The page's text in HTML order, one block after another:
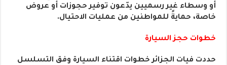
أو وسطاء غير رسميين يدّعون توفير حجوزات أو عروض
خاصة، حمايةً للمواطنين من عمليات الاحتيال.
خطوات حجز السيارة
حددت فيات الجزائر خطوات اقتناء السيارة وفق التسلسل